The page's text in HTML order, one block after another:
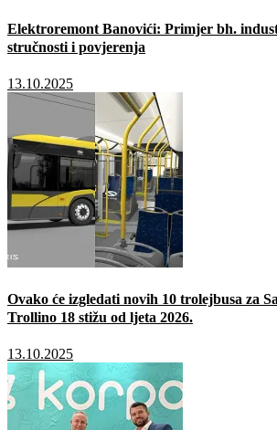
Elektroremont Banovići: Primjer bh.
stručnosti i povjerenja
13.10.2025
Ovako će izgledati novih 10 trolejbusa za
Trollino 18 stižu od ljeta 2026.
13.10.2025